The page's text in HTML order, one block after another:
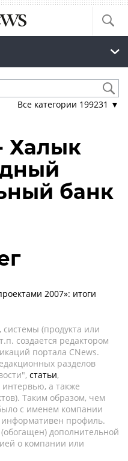
Все категории 199231 ▼
Халык
банк
2007»: итоги
(продукта или
создается редактором
портала CNews.
разделов
статьи,
а также
Таким образом, чем
с именем компании
информативен профиль.
дополнительной
о компании или